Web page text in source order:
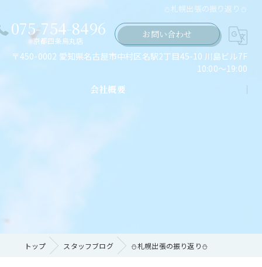
⛄札幌出張の振り返り⛄
075-754-8496
京都四条烏丸店
お問い合わせ
〒450-0002 愛知県名古屋市中村区名駅2丁目45-10 川島ビル7F
10:00～19:00
会社概要
トップ スタッフブログ ⛄札幌出張の振り返り⛄